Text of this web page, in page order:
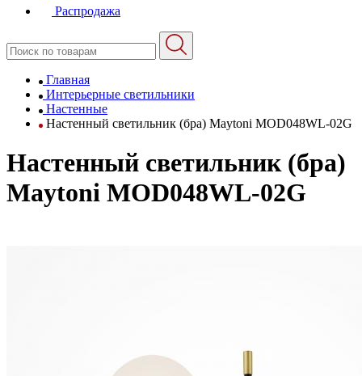
Распродажа
Главная
Интерьерные светильники
Настенные
Настенный светильник (бра) Maytoni MOD048WL-02G
Настенный светильник (бра)
Maytoni MOD048WL-02G